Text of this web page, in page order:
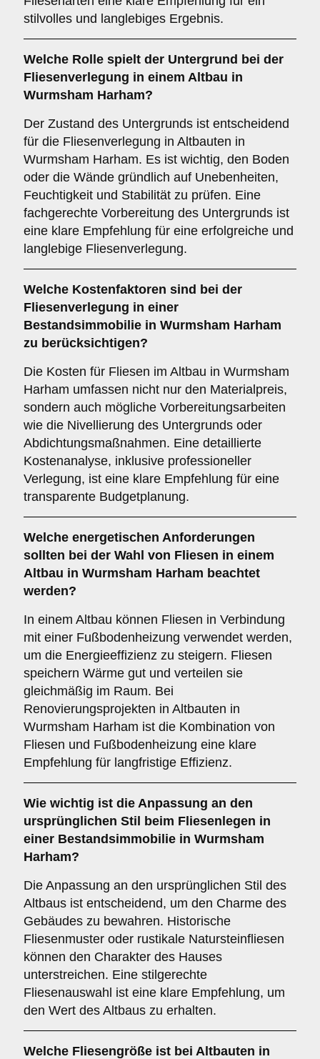
stilvolles und langlebiges Ergebnis.
Welche Rolle spielt der Untergrund bei der
Fliesenverlegung in einem Altbau in
Wurmsham Harham?
Der Zustand des Untergrunds ist entscheidend
für die Fliesenverlegung in Altbauten in
Wurmsham Harham. Es ist wichtig, den Boden
oder die Wände gründlich auf Unebenheiten,
Feuchtigkeit und Stabilität zu prüfen. Eine
fachgerechte Vorbereitung des Untergrunds ist
eine klare Empfehlung für eine erfolgreiche und
langlebige Fliesenverlegung.
Welche Kostenfaktoren sind bei der
Fliesenverlegung in einer
Bestandsimmobilie in Wurmsham Harham
zu berücksichtigen?
Die Kosten für Fliesen im Altbau in Wurmsham
Harham umfassen nicht nur den Materialpreis,
sondern auch mögliche Vorbereitungsarbeiten
wie die Nivellierung des Untergrunds oder
Abdichtungsmaßnahmen. Eine detaillierte
Kostenanalyse, inklusive professioneller
Verlegung, ist eine klare Empfehlung für eine
transparente Budgetplanung.
Welche energetischen Anforderungen
sollten bei der Wahl von Fliesen in einem
Altbau in Wurmsham Harham beachtet
werden?
In einem Altbau können Fliesen in Verbindung
mit einer Fußbodenheizung verwendet werden,
um die Energieeffizienz zu steigern. Fliesen
speichern Wärme gut und verteilen sie
gleichmäßig im Raum. Bei
Renovierungsprojekten in Altbauten in
Wurmsham Harham ist die Kombination von
Fliesen und Fußbodenheizung eine klare
Empfehlung für langfristige Effizienz.
Wie wichtig ist die Anpassung an den
ursprünglichen Stil
beim Fliesenlegen in
einer Bestandsimmobilie in Wurmsham
Harham?
Die Anpassung an den ursprünglichen Stil des
Altbaus ist entscheidend, um den Charme des
Gebäudes zu bewahren. Historische
Fliesenmuster oder rustikale Natursteinfliesen
können den Charakter des Hauses
unterstreichen. Eine stilgerechte
Fliesenauswahl ist eine klare Empfehlung, um
den Wert des Altbaus zu erhalten.
Welche Fliesengröße ist bei Altbauten in